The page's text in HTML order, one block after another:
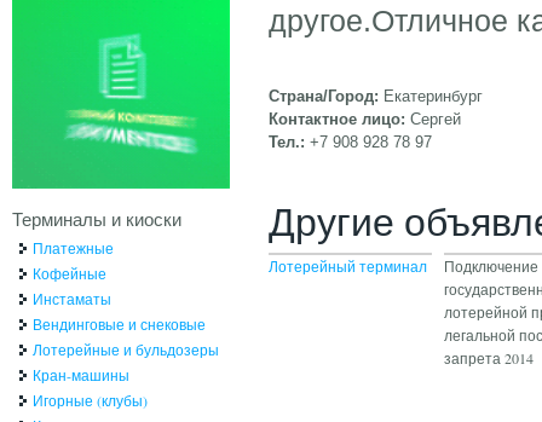
другое.Отличное
Страна/Город: Екатеринбург
Контактное лицо: Сергей
Тел.: +7 908 928 78 97
Другие
Лотерейный терминал
Подключение
лотерейной
легальной
запрета 2014
Терминалы и киоски
Платежные
Кофейные
Инстаматы
Вендинговые и снековые
Лотерейные и бульдозеры
Кран-машины
Игорные (клубы)